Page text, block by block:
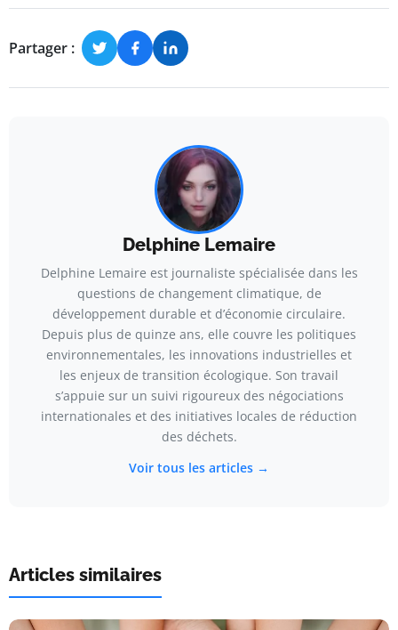
Partager :
Delphine Lemaire
Delphine Lemaire est journaliste spécialisée dans les
questions de changement climatique, de
développement durable et d’économie circulaire.
Depuis plus de quinze ans, elle couvre les politiques
environnementales, les innovations industrielles et
les enjeux de transition écologique. Son travail
s’appuie sur un suivi rigoureux des négociations
internationales et des initiatives locales de réduction
des déchets.
Voir tous les articles →
Articles similaires